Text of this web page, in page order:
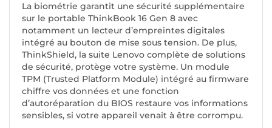
La biométrie garantit une sécurité supplémentaire
sur le portable ThinkBook 16 Gen 8 avec
notamment un lecteur d’empreintes digitales
intégré au bouton de mise sous tension. De plus,
ThinkShield, la suite Lenovo complète de solutions
de sécurité, protège votre système. Un module
TPM (Trusted Platform Module) intégré au firmware
chiffre vos données et une fonction
d’autoréparation du BIOS restaure vos informations
sensibles, si votre appareil venait à être corrompu.